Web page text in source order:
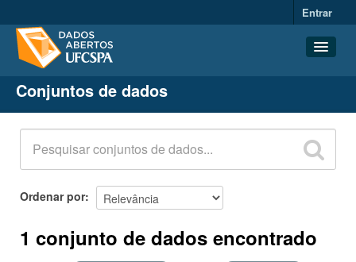
Entrar
Conjuntos de dados
Organizações
Grupos
Sobre
Conjuntos de dados
Ordenar por
1 conjunto de dados encontrado